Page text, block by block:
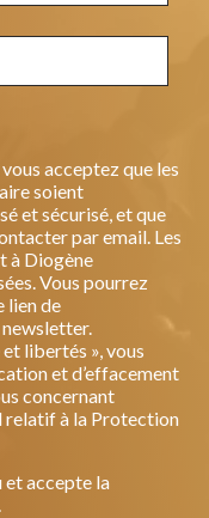
acceptez que les
soient
et sécurisé, et que
par email. Les
à Diogène
Vous pourrez
lien de
libertés », vous
et d’effacement
concernant
relatif à la Protection
et accepte la